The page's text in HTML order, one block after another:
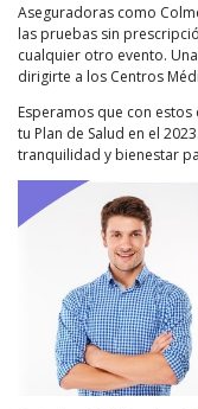
Aseguradoras como
las pruebas sin
cualquier otro evento.
dirigirte a los Centros
Esperamos que con
tu Plan de Salud en el
tranquilidad y bienestar